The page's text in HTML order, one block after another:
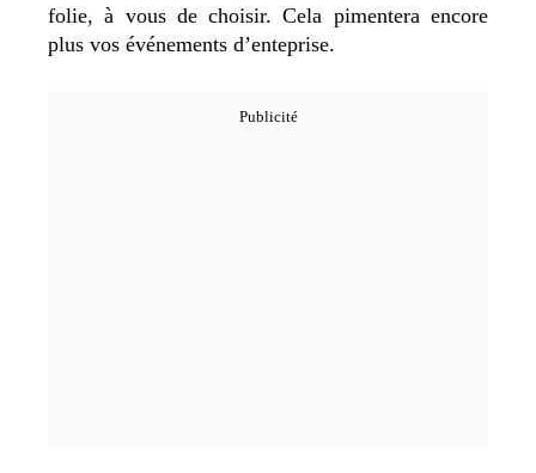
folie, à vous de choisir. Cela pimentera encore
plus vos événements d’enteprise.